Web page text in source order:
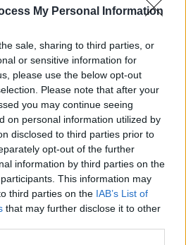
My Personal Information
sale, sharing to third parties, or
or sensitive information for
please use the below opt-out
Please note that after your
you may continue seeing
on personal information utilized by
disclosed to third parties prior to
opt-out of the further
information by third parties on the
This information may
third parties on the IAB’s List of
that may further disclose it to other